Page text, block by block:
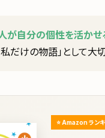
が自分の個性を活かせ
だけの物語」として大
⭐ Amazon ラン